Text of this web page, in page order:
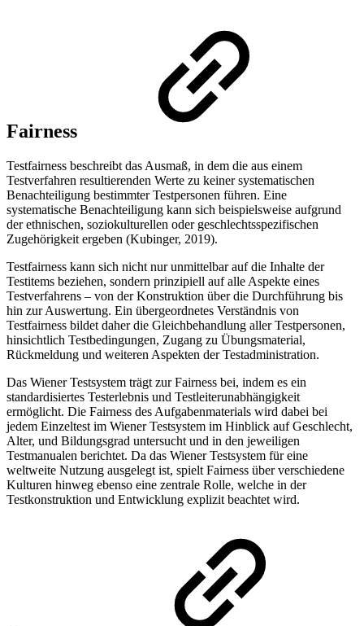
Fairness
Testfairness beschreibt das Ausmaß, in dem die aus einem
Testverfahren resultierenden Werte zu keiner systematischen
Benachteiligung bestimmter Testpersonen führen. Eine
systematische Benachteiligung kann sich beispielsweise aufgrund
der ethnischen, soziokulturellen oder geschlechtsspezifischen
Zugehörigkeit ergeben (Kubinger, 2019).
Testfairness kann sich nicht nur unmittelbar auf die Inhalte der
Testitems beziehen, sondern prinzipiell auf alle Aspekte eines
Testverfahrens – von der Konstruktion über die Durchführung bis
hin zur Auswertung. Ein übergeordnetes Verständnis von
Testfairness bildet daher die Gleichbehandlung aller Testpersonen,
hinsichtlich Testbedingungen, Zugang zu Übungsmaterial,
Rückmeldung und weiteren Aspekten der Testadministration.
Das Wiener Testsystem trägt zur Fairness bei, indem es ein
standardisiertes Testerlebnis und Testleiterunabhängigkeit
ermöglicht. Die Fairness des Aufgabenmaterials wird dabei bei
jedem Einzeltest im Wiener Testsystem im Hinblick auf Geschlecht,
Alter, und Bildungsgrad untersucht und in den jeweiligen
Testmanualen berichtet. Da das Wiener Testsystem für eine
weltweite Nutzung ausgelegt ist, spielt Fairness über verschiedene
Kulturen hinweg ebenso eine zentrale Rolle, welche in der
Testkonstruktion und Entwicklung explizit beachtet wird.